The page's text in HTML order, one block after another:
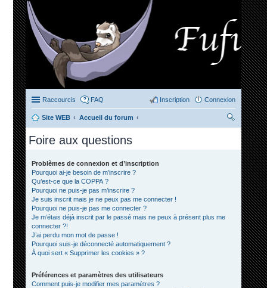
Raccourcis FAQ Connexion
Inscription
Site WEB
Accueil du forum
Foire aux questions
Problèmes de connexion et d’inscription
Pourquoi ai-je besoin de m’inscrire ?
Qu’est-ce que la COPPA ?
Pourquoi ne puis-je pas m’inscrire ?
Je suis inscrit mais je ne peux pas me connecter !
Pourquoi ne puis-je pas me connecter ?
Je m’étais déjà inscrit par le passé mais ne peux à présent plus me
connecter ?!
J’ai perdu mon mot de passe !
Pourquoi suis-je déconnecté automatiquement ?
À quoi sert « Supprimer les cookies » ?
Préférences et paramètres des utilisateurs
Comment puis-je modifier mes paramètres ?